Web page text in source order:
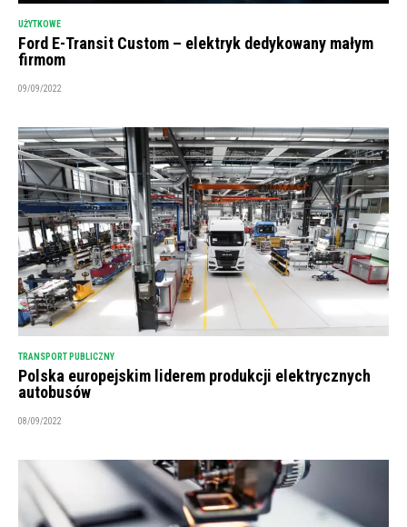
UŻYTKOWE
Ford E-Transit Custom – elektryk dedykowany małym
firmom
09/09/2022
TRANSPORT PUBLICZNY
Polska europejskim liderem produkcji elektrycznych
autobusów
08/09/2022